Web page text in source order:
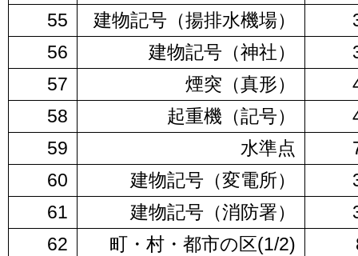
55
建物記号（揚排水機場）
56
建物記号（神社）
57
煙突（真形）
58
起重機（記号）
59
水準点
60
建物記号（変電所）
61
建物記号（消防署）
62
町・村・都市の区(1/2)